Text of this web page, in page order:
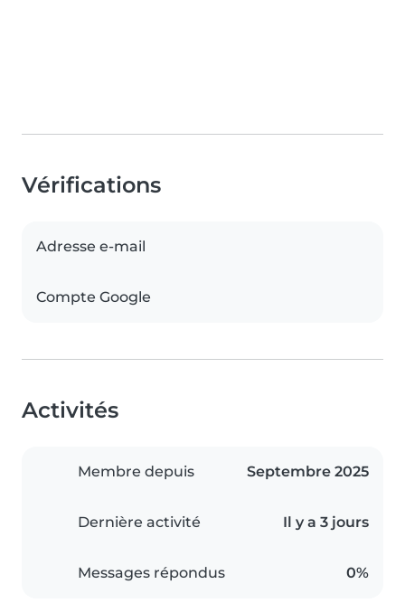
Vérifications
Adresse e-mail
Compte Google
Activités
Membre depuis Septembre 2025
Dernière activité Il y a 3 jours
Messages répondus 0%